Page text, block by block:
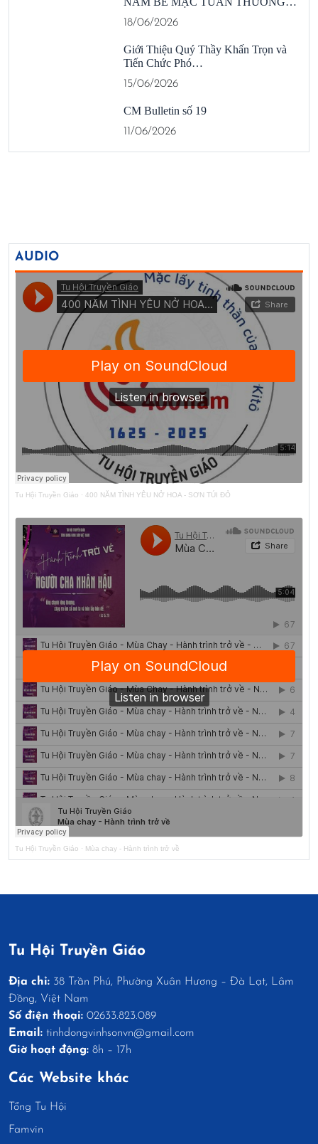
18/06/2026
Giới Thiệu Quý Thầy Khấn Trọn và
Tiến Chức Phó…
15/06/2026
CM Bulletin số 19
11/06/2026
AUDIO
Tu Hội Truyền Giáo · 400 NĂM TÌNH YÊU NỞ HOA - SƠN TÚI ĐỎ
Tu Hội Truyền Giáo · Mùa chay - Hành trình trở về
Tu Hội Truyền Giáo
Địa chỉ: 38 Trần Phú, Phường Xuân Hương – Đà Lạt, Lâm
Đồng, Việt Nam
Số điện thoại: 02633.823.089
Email: tinhdongvinhsonvn@gmail.com
Giờ hoạt động: 8h – 17h
Các Website khác
Tổng Tu Hội
Famvin